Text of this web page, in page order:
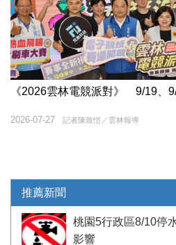
《2026雲林電競派對》 9/19、
記者陳致愷／雲林報導
2026-07-27
推薦新聞
桃園5行政區8/10停
影響